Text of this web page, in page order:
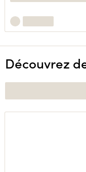
Découvrez